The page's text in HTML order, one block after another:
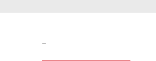
–